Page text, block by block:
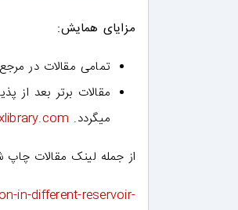
مزایای همایش:
تمامی مقالات در
میگردد.
از جمله لینک مقالات چاپ
in-different-reservoir-